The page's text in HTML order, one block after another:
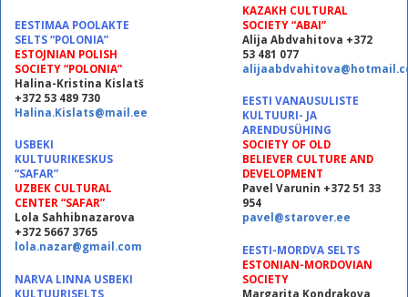
EESTIMAA POOLAKTE
SELTS “POLONIA”
ESTOJNIAN POLISH
SOCIETY “POLONIA”
Halina-Kristina Kislatš
+372 53 489 730
Halina.Kislats@mail.ee
USBEKI
KULTUURIKESKUS
“SAFAR”
UZBEK CULTURAL
CENTER “SAFAR”
Lola Sahhibnazarova
+372 5667 3765
lola.nazar@gmail.com
NARVA LINNA USBEKI
KULTUURISELTS
KAZAKH CULTURAL
SOCIETY “ABAI”
Alija Abdvahitova +372
53 481 077
EESTI VANAUSULISTE
KULTUURI- JA
ARENDUSÜHING
SOCIETY OF OLD
BELIEVER CULTURE AND
DEVELOPMENT
Pavel Varunin +372 51 33
954
pavel@starover.ee
EESTI-MORDVA SELTS
ESTONIAN-MORDOVIAN
SOCIETY
Margarita Kondrakova